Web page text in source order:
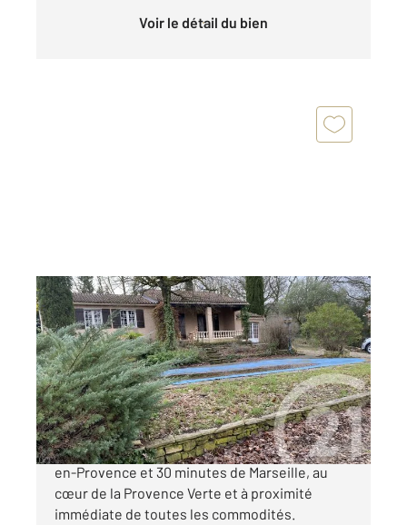
Voir le détail du bien
BRIGNOLES 83
120 m2, 4 pièces
Ref : 545
Maison à vendre
337 000 €
À Brignoles, à seulement 30 minutes de Aix-
en-Provence et 30 minutes de Marseille, au
cœur de la Provence Verte et à proximité
immédiate de toutes les commodités.